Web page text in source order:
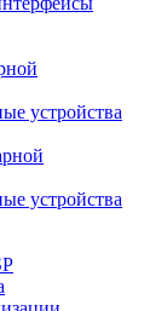
устройства
устройства